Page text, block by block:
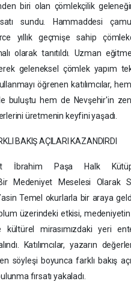
biri olan çömlekçilik
sundu. Hammaddesi
yıllık geçmişe sahip
olarak tanıtıldı. Uzman
geleneksel çömlek yapım
öğrenen katılımcılar,
buluştu hem de Nevşehir'in
üretmenin keyfini yaşadı.
BAKIŞ AÇILARI KAZANDIRDI
İbrahim Paşa Halk
Medeniyet Meselesi Olarak
Temel okurlarla bir araya
üzerindeki etkisi, medeniyetin
kültürel mirasımızdaki yeri
Katılımcılar, yazarın
söyleşi boyunca farklı bakış
fırsatı yakaladı.